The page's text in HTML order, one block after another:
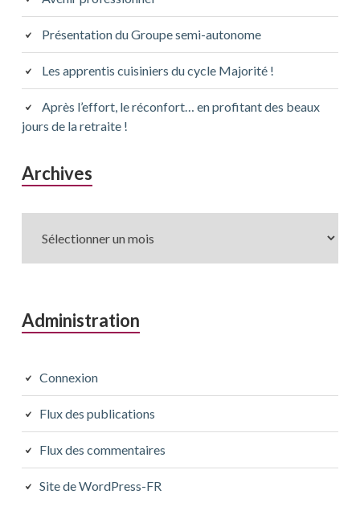
Présentation du Groupe semi-autonome
Les apprentis cuisiniers du cycle Majorité !
Après l’effort, le réconfort… en profitant des beaux
jours de la retraite !
ArchivesArchives
Administration
Connexion
Flux des publications
Flux des commentaires
Site de WordPress-FR